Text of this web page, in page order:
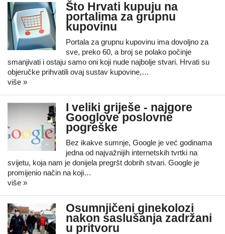
Što Hrvati kupuju na
portalima za grupnu
kupovinu
Portala za grupnu kupovinu ima dovoljno za
sve, preko 60, a broj se polako počinje
smanjivati i ostaju samo oni koji nude najbolje stvari. Hrvati su
objeručke prihvatili ovaj sustav kupovine,…
više »
I veliki griješe - najgore
Googlove poslovne
pogreške
Bez ikakve sumnje, Google je već godinama
jedna od najvažnijih internetskih tvrtki na
svijetu, koja nam je donijela pregršt dobrih stvari. Google je
promijenio način na koji…
više »
Osumnjičeni ginekolozi
nakon saslušanja zadržani
u pritvoru